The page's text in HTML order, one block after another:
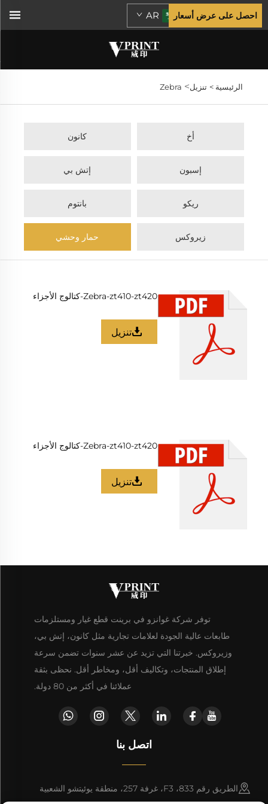
AR احصل على عرض أسعار
الرئيسية > تنزيل>
Zebra
أخ كانون
إسبون إتش بي
ريكو بانتوم
زيروكس حمار وحشي
Zebra-zt410-zt420-كتالوج الأجزاء
تنزيل
Zebra-zt410-zt420-كتالوج الأجزاء
تنزيل
توفر شركة غوانزو في برينت قطع غيار ومستلزمات
طابعات عالية الجودة لعلامات تجارية مثل كانون، إتش بي،
وزيروكس. خبرتنا التي تزيد عن عشر سنوات تضمن سرعة
إطلاق المنتجات، وتكاليف أقل، ومخاطر أقل. نحظى بثقة
عملائنا في أكثر من 80 دولة.
اتصل بنا
الطريق رقم 833، F3، غرفة 257، منطقة يوئيتشو الشعبية